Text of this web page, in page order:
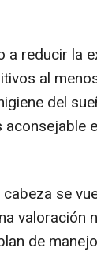
a reducir la
al
del
se
valoración
de